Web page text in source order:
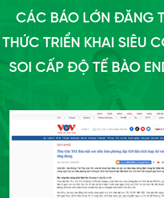
CÁC BÁO LỚN ĐĂNG
THỨC TRIỂN KHAI SIÊU
SOI CẤP ĐỘ TẾ BÀO